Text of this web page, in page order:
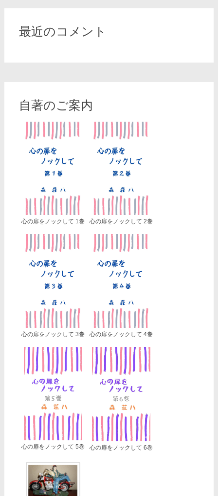
最近のコメント
自著のご案内
心の扉をノックして 1巻 心の扉をノックして 2巻
心の扉をノックして 3巻 心の扉をノックして 4巻
心の扉をノックして 5巻 心の扉をノックして 6巻